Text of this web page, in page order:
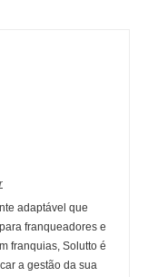
adaptável que
franqueadores e
franquias, Solutto é
a gestão da sua